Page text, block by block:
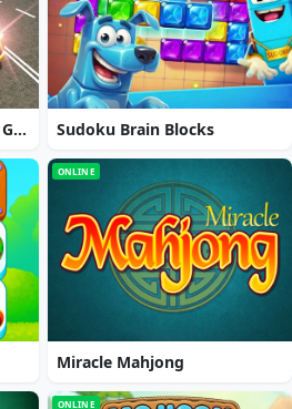
Crazy Taxi Car Simulation Game 3D Sudoku Brain Blocks
ONLINE
Miracle Mahjong
ONLINE